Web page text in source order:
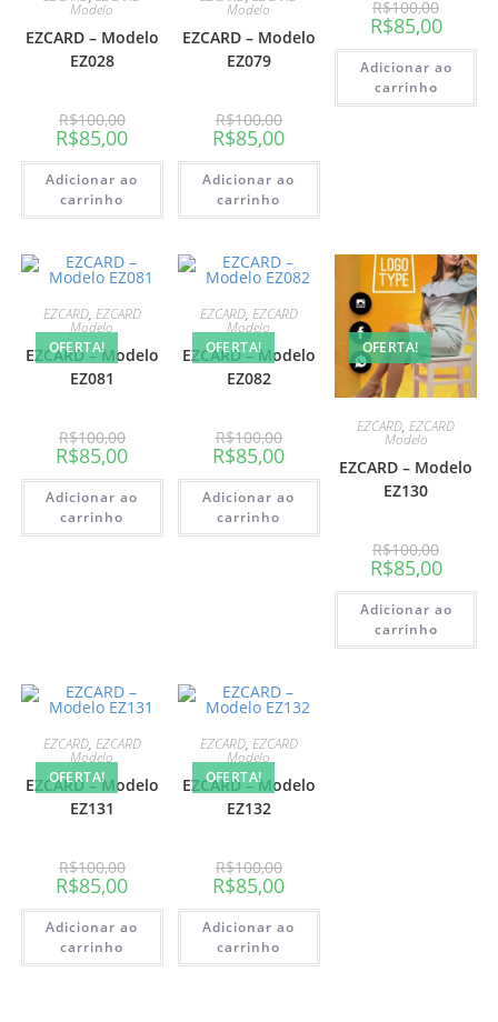
Modelo
EZCARD – Modelo
EZ028
R$100,00
R$85,00
Adicionar ao
carrinho
Modelo
EZCARD – Modelo
EZ079
R$100,00
R$85,00
Adicionar ao
carrinho
R$100,00
R$85,00
Adicionar ao
carrinho
OFERTA!
EZCARD, EZCARD
Modelo
EZCARD – Modelo
EZ081
R$100,00
R$85,00
Adicionar ao
carrinho
OFERTA!
EZCARD, EZCARD
Modelo
EZCARD – Modelo
EZ082
R$100,00
R$85,00
Adicionar ao
carrinho
OFERTA!
EZCARD,EZCARD
Modelo
EZCARD – Modelo
EZ130
R$100,00
R$85,00
Adicionar ao
carrinho
OFERTA!
EZCARD, EZCARD
Modelo
EZCARD – Modelo
EZ131
R$100,00
R$85,00
Adicionar ao
carrinho
OFERTA!
EZCARD, EZCARD
Modelo
EZCARD – Modelo
EZ132
R$100,00
R$85,00
Adicionar ao
carrinho